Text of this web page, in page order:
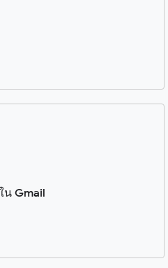
Gmail